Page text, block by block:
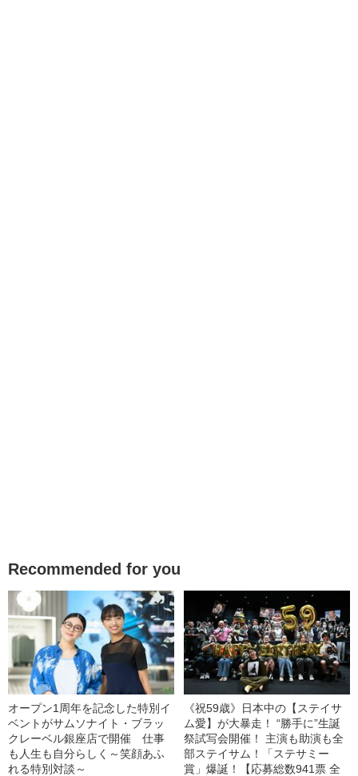
Recommended for you
オープン1周年を記念した特別イ
ベントがサムソナイト・ブラッ
クレーベル銀座店で開催 仕事
も人生も自分らしく～笑顔あふ
れる特別対談～
《祝59歳》日本中の【ステイサ
ム愛】が大暴走！ “勝手に”生誕
祭試写会開催！ 主演も助演も全
部ステイサム！「ステサミー
賞」爆誕！【応募総数941票 全